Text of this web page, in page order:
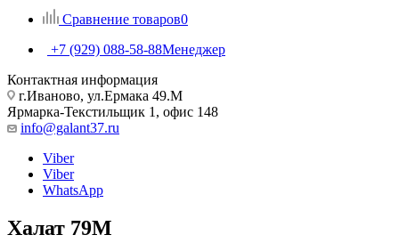
Сравнение товаров0
+7 (929) 088-58-88Менеджер
Контактная информация
г.Иваново, ул.Ермака 49.M
Ярмарка-Текстильщик 1, офис 148
info@galant37.ru
Viber
Viber
WhatsApp
Халат 79М